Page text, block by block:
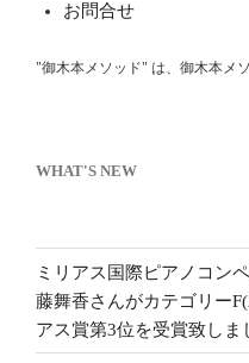
お問合せ
"御木本メソッド" は、御木本メ
WHAT'S NEW
ミリアス国際ピアノコン
藤舞香さんがカテゴリー
アス賞第3位を受賞致しま